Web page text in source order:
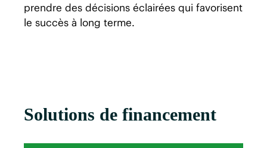
prendre des décisions éclairées qui favorisent
le succès à long terme.
Solutions de financement